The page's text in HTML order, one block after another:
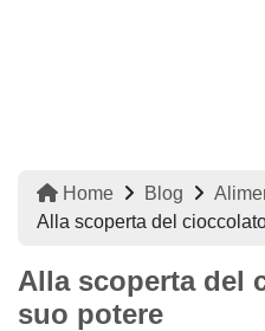
Home Blog
Alla scoperta del
Alla scoperta del
suo potere